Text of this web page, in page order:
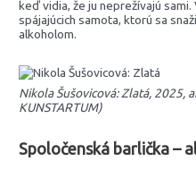
keď vidia, že ju neprežívajú
spájajúcich samota, ktorú sa
alkoholom.
Nikola Šušovicová: Zlatá, 2025,
KUNSTARTUM)
Spoločenská barlička –